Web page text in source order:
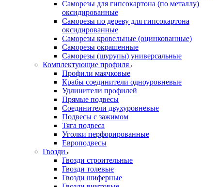
Саморезы для гипсокартона (по металлу)
оксидированные
Саморезы по дереву для гипсокартона
оксидированные
Саморезы кровельные (оцинкованные)
Саморезы окрашенные
Саморезы (шурупы) универсальные
Комплектующие профиля
Профили маячковые
Крабы соединители одноуровневые
Удлинители профилей
Прямые подвесы
Соединители двухуровневые
Подвесы с зажимом
Тяга подвеса
Уголки перфорированные
Европодвесы
Гвозди
Гвозди строительные
Гвозди толевые
Гвозди шиферные